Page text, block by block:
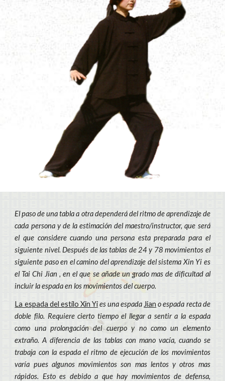
El paso de una tabla a otra dependerá del ritmo de aprendizaje de
cada persona y de la estimación del maestro/instructor, que será
el que considere cuando una persona esta preparada para el
siguiente nivel. Después de las tablas de 24 y 78 movimientos el
siguiente paso en el camino del aprendizaje del sistema Xin Yi es
el Tai Chi Jian , en el que se añade un grado mas de dificultad al
incluir la espada en los movimientos del cuerpo.
La espada del estilo Xin Yies una espada Jiano espada recta de
doble filo. Requiere cierto tiempo el llegar a sentir a la espada
como una prolongación del cuerpo y no como un elemento
extraño. A diferencia de las tablas con mano vacía, cuando se
trabaja con la espada el ritmo de ejecución de los movimientos
varía pues algunos movimientos son mas lentos y otros mas
rápidos. Esto es debido a que hay movimientos de defensa,